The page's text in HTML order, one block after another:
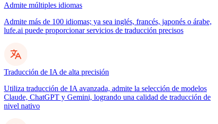
Admite múltiples idiomas
Admite más de 100 idiomas; ya sea inglés, francés, japonés o árabe,
lufe.ai puede proporcionar servicios de traducción precisos
Traducción de IA de alta precisión
Utiliza traducción de IA avanzada, admite la selección de modelos
Claude, ChatGPT y Gemini, logrando una calidad de traducción de
nivel nativo